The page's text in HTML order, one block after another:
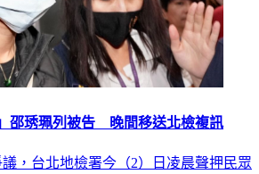
邵琇珮列被告 晚間移送北檢複訊
，台北地檢署今（2）日凌晨聲押民眾